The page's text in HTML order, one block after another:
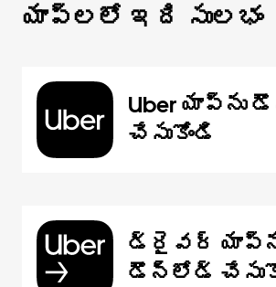
యాప్‌లలో ఇది సులభం
Uber యాప్‌ను
చేసుకోండి
డ్రైవర్
డౌన్‌లోడ్